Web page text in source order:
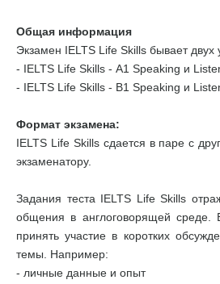
Общая информация
Экзамен IELTS Life Skills бывает двух
- IELTS Life Skills - А1 Speaking и
- IELTS Life Skills - B1 Speaking и
Формат экзамена:
IELTS Life Skills сдается в паре с
экзаменатору.
Задания теста IELTS Life Skills
общения в англоговорящей среде.
принять участие в коротких
темы. Например:
- личные данные и опыт